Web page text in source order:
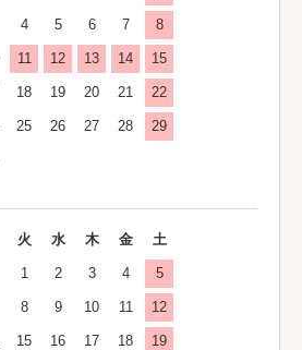
4 5 6 7 8
11 12 13 14 15
18 19 20 21 22
25 26 27 28 29
火 水 木 金 土
1 2 3 4 5
8 9 10 11 12
15 16 17 18 19